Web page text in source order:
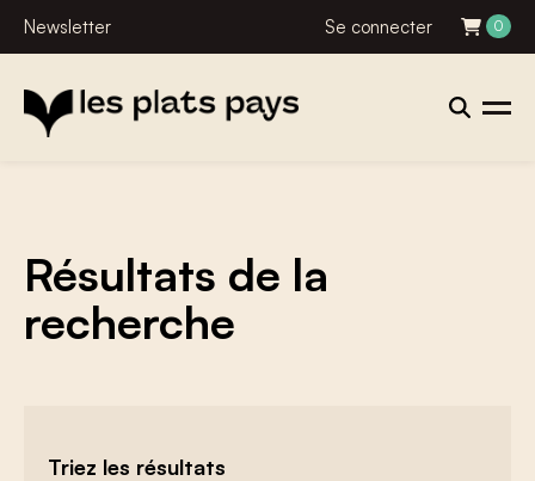
Newsletter Se connecter 0
Résultats de la
recherche
Triez les résultats